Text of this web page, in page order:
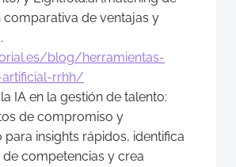
comparativa de ventajas y
blog/herramientas-
artificial-rrhh/
IA en la gestión de talento:
de compromiso y
insights rápidos, identifica
de competencias y crea